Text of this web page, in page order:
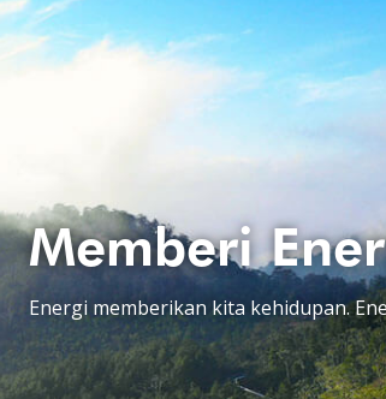
Memberi
Energi memberikan kita kehidupan.